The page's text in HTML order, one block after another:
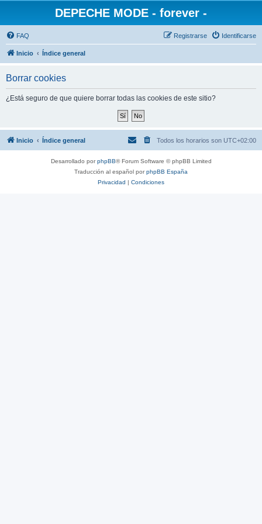
DEPECHE MODE - forever -
FAQ Identificarse
Registrarse
Inicio Índice general
Borrar cookies
¿Está seguro de que quiere borrar todas las cookies de este sitio?
Inicio Índice general Todos los horarios son UTC+02:00
Desarrollado porphpBB® Forum Software © phpBB Limited
Traducción al español porphpBB España
Privacidad | Condiciones